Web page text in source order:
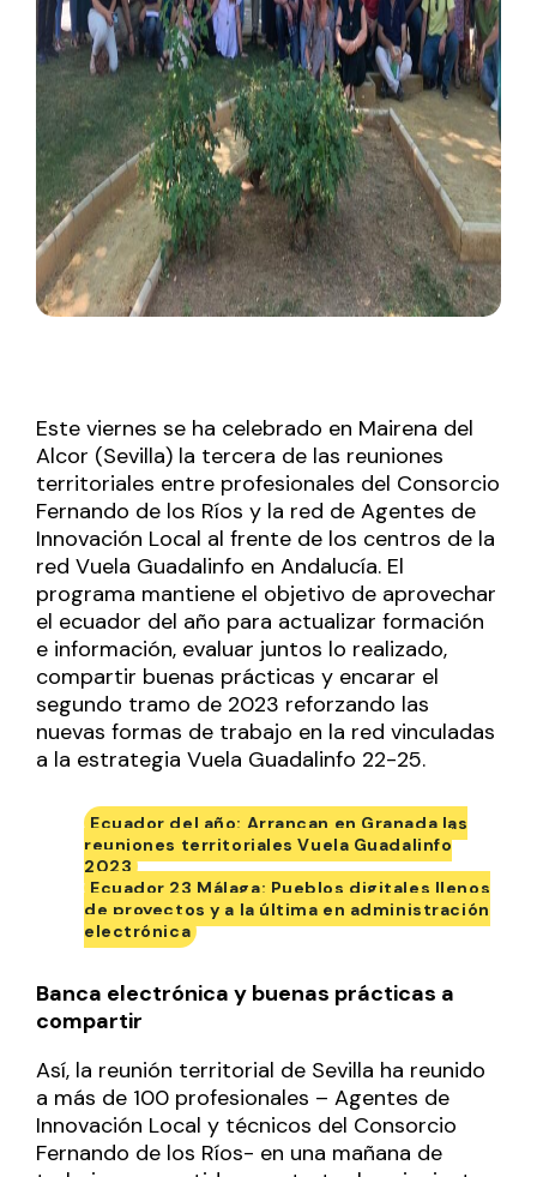
Este viernes se ha celebrado en Mairena del
Alcor (Sevilla) la tercera de las reuniones
territoriales entre profesionales del Consorcio
Fernando de los Ríos y la red de Agentes de
Innovación Local al frente de los centros de la
red Vuela Guadalinfo en Andalucía. El
programa mantiene el objetivo de aprovechar
el ecuador del año para actualizar formación
e información, evaluar juntos lo realizado,
compartir buenas prácticas y encarar el
segundo tramo de 2023 reforzando las
nuevas formas de trabajo en la red vinculadas
a la estrategia Vuela Guadalinfo 22-25.
Ecuador del año: Arrancan en Granada las
reuniones territoriales Vuela Guadalinfo
2023
Ecuador 23 Málaga: Pueblos digitales llenos
de proyectos y a la última en administración
electrónica
Banca electrónica y buenas prácticas a
compartir
Así, la reunión territorial de Sevilla ha reunido
a más de 100 profesionales – Agentes de
Innovación Local y técnicos del Consorcio
Fernando de los Ríos- en una mañana de